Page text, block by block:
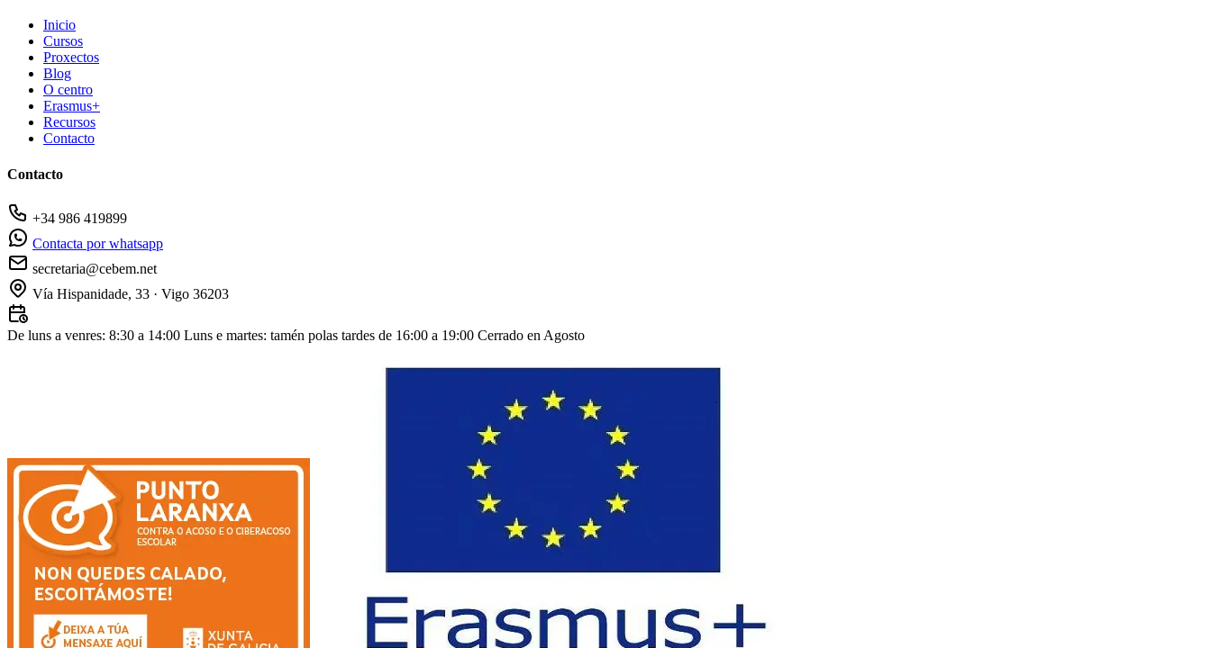
Inicio
Cursos
Proxectos
Blog
O centro
Erasmus+
Recursos
Contacto
Contacto
+34 986 419899
Contacta por whatsapp
secretaria@cebem.net
Vía Hispanidade, 33 · Vigo 36203
De luns a venres: 8:30 a 14:00 Luns e martes: tamén polas tardes de 16:00 a 19:00 Cerrado en Agosto